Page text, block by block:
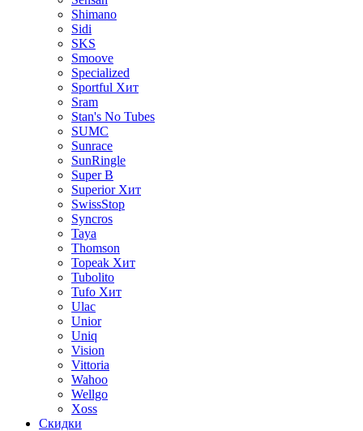
Shimano
Sidi
SKS
Smoove
Specialized
Sportful Хит
Sram
Stan's No Tubes
SUMC
Sunrace
SunRingle
Super B
Superior Хит
SwissStop
Syncros
Taya
Thomson
Topeak Хит
Tubolito
Tufo Хит
Ulac
Unior
Uniq
Vision
Vittoria
Wahoo
Wellgo
Xoss
Скидки